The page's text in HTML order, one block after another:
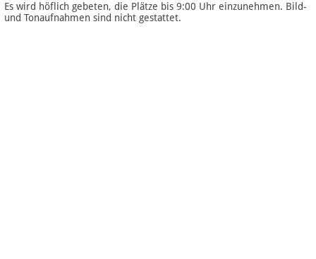
Es wird höflich gebeten, die Plätze bis 9:00 Uhr einzunehmen. Bild-
und Tonaufnahmen sind nicht gestattet.